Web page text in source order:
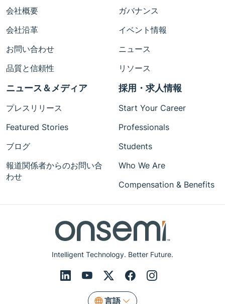
Intelligent Technology. Better Future.
言語
会社概要
会社沿革
お問い合わせ
品質と信頼性
ガバナンス
イベント情報
ニュース
リソース
ニュース＆メディア
プレスリリース
Featured Stories
ブログ
報道関係者からのお問い合
わせ
採用・求人情報
Start Your Career
Professionals
Students
Who We Are
Compensation & Benefits